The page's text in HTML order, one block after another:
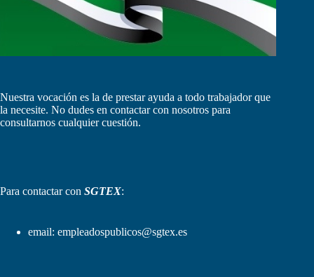
Nuestra vocación es la de prestar ayuda a todo trabajador que
la necesite. No dudes en contactar con nosotros para
consultarnos cualquier cuestión.
Para contactar con SGTEX:
email: empleadospublicos@sgtex.es